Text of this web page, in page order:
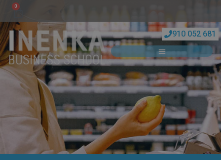
0
910 052 681